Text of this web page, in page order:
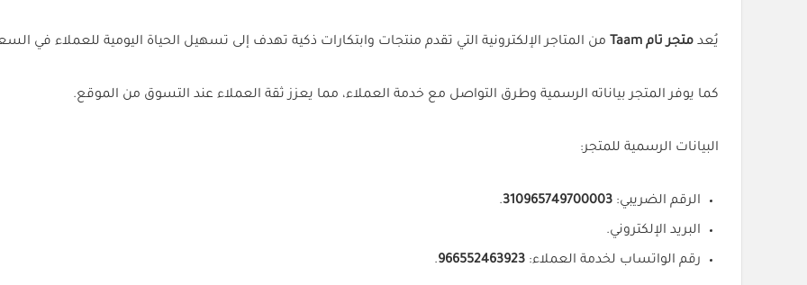
يُعد متجر تام Taam من المتاجر الإلكترونية التي تقدم منتجات وابتكارات ذكية تهدف إلى تسهيل الحياة اليومية للعملاء في
كما يوفر المتجر بياناته الرسمية وطرق التواصل مع خدمة العملاء، مما يعزز ثقة العملاء عند التسوق من الموقع.
البيانات الرسمية للمتجر:
الرقم الضريبي: 310965749700003
.
البريد الإلكتروني.
رقم الواتساب لخدمة العملاء: 966552463923
.